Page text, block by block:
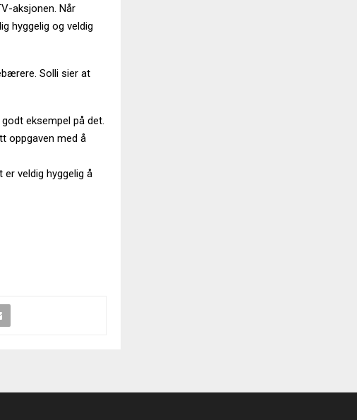
aksjonen. Når
hyggelig og veldig
Solli sier at
eksempel på det.
oppgaven med å
veldig hyggelig å